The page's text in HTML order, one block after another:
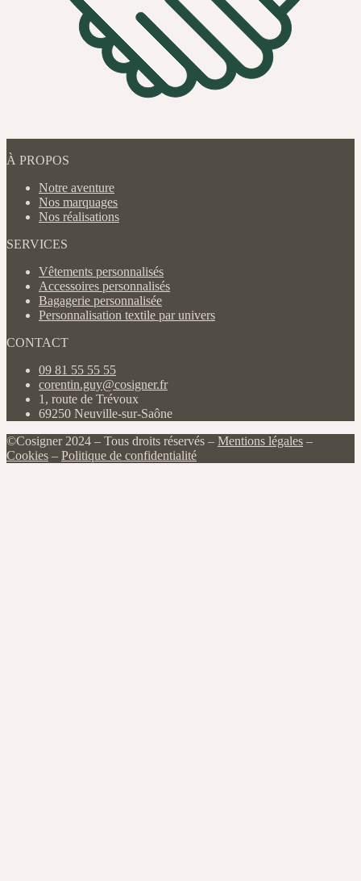
À PROPOS
Notre aventure
Nos marquages
Nos réalisations
SERVICES
Vêtements personnalisés
Accessoires personnalisés
Bagagerie personnalisée
Personnalisation textile par univers
CONTACT
09 81 55 55 55
corentin.guy@cosigner.fr
1, route de Trévoux
69250 Neuville-sur-Saône
©Cosigner 2024 – Tous droits réservés – Mentions légales –
Cookies – Politique de confidentialité